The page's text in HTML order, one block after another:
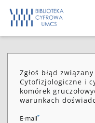
Zgłoś błąd
Cytofizjologiczne i
komórek
warunkach
E-mail*